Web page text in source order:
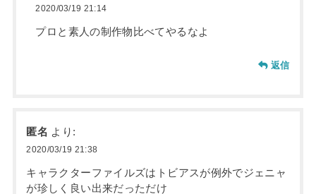
2020/03/19 21:14
プロと素人の制作物比べてやるなよ
返信
匿名 より:
2020/03/19 21:38
キャラクターファイルズはトビアスが例外でジェニャ
が珍しく良い出来だっただけ